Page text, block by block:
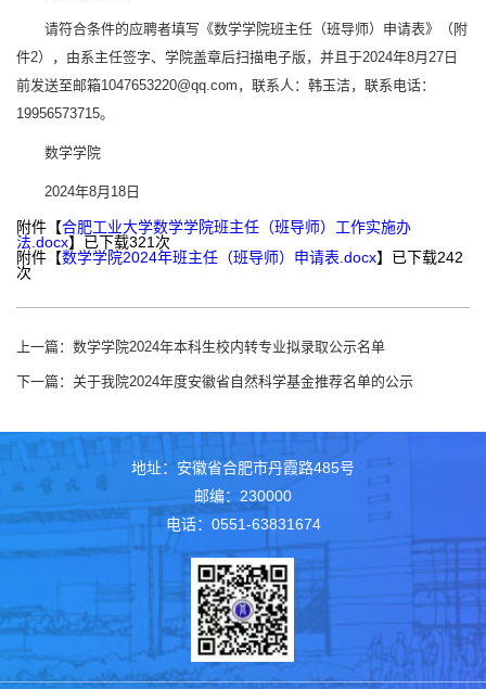
请符合条件的应聘者填写《数学学院班主任（班导师）申请表》（附
件2），由系主任签字、学院盖章后扫描电子版，并且于2024年8月27日
前发送至邮箱1047653220@qq.com，联系人：韩玉洁，联系电话：
19956573715。
数学学院
2024年8月18日
附件【合肥工业大学数学学院班主任（班导师）工作实施办
法.docx】已下载321 次
附件【数学学院2024年班主任（班导师）申请表.docx】已下载242
次
上一篇： 数学学院2024年本科生校内转专业拟录取公示名单
下一篇： 关于我院2024年度安徽省自然科学基金推荐名单的公示
地址：安徽省合肥市丹霞路485号
邮编：230000
电话：0551-63831674